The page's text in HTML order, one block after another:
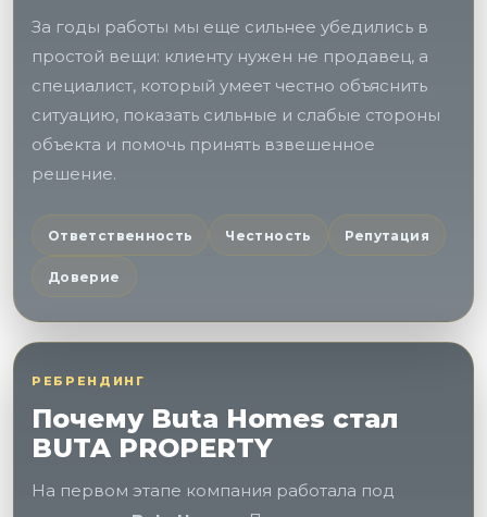
За годы работы мы еще сильнее убедились в
простой вещи: клиенту нужен не продавец, а
специалист, который умеет честно объяснить
ситуацию, показать сильные и слабые стороны
объекта и помочь принять взвешенное
решение.
Ответственность Честность Репутация
Доверие
РЕБРЕНДИНГ
Почему Buta Homes стал
BUTA PROPERTY
На первом этапе компания работала под